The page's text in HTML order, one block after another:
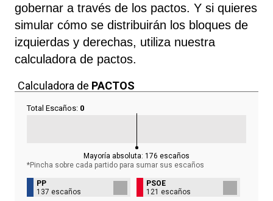
gobernar a través de los pactos. Y si quieres
simular cómo se distribuirán los bloques de
izquierdas y derechas, utiliza nuestra
calculadora de pactos.
Calculadora de PACTOS
Total Escaños: 0
Mayoría absoluta: 176 escaños
*Pincha sobre cada partido para sumar sus escaños
PP
137 escaños
PSOE
121 escaños